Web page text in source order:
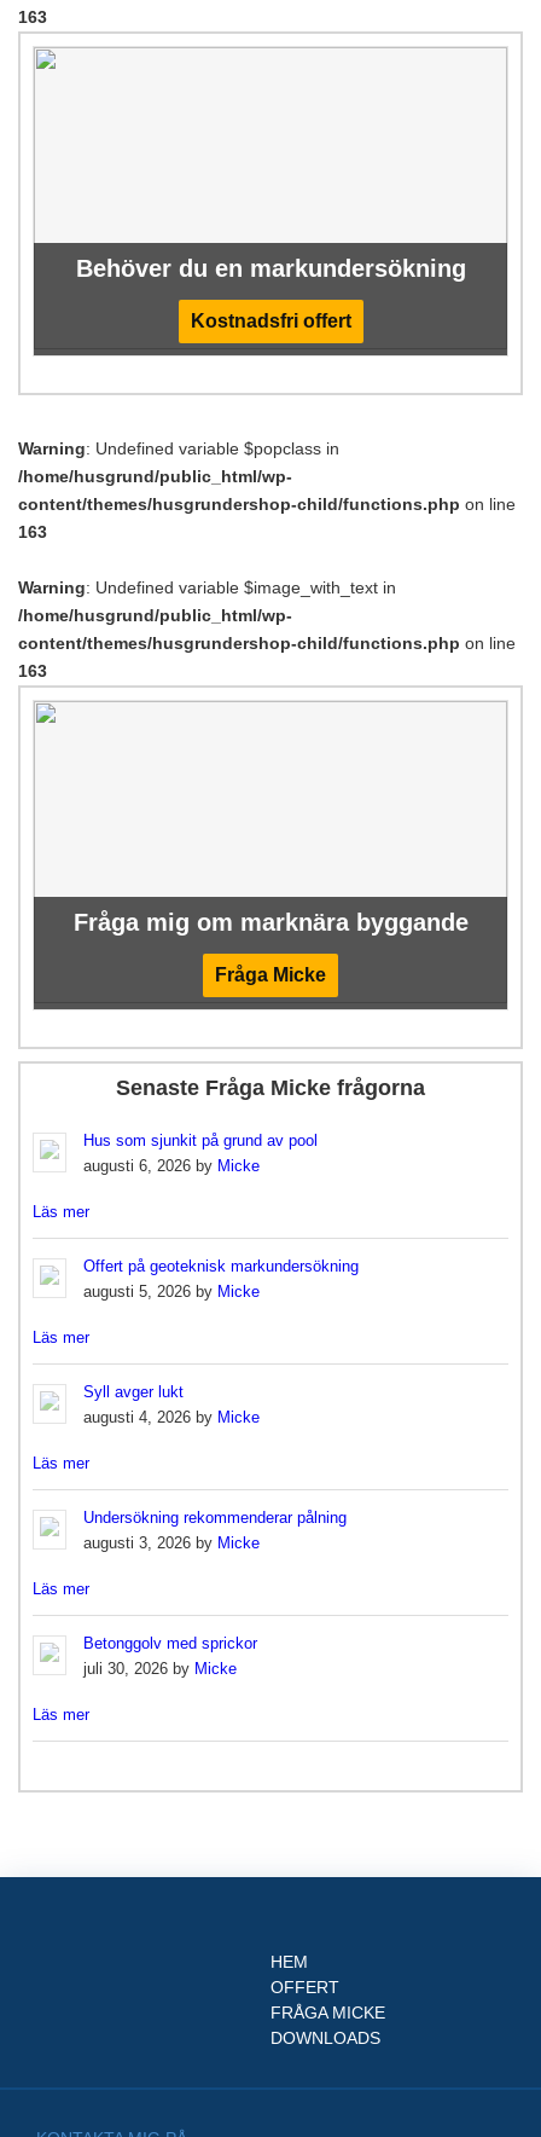
163
Behöver du en markundersökning
Kostnadsfri offert
Warning: Undefined variable $popclass in
/home/husgrund/public_html/wp-
content/themes/husgrundershop-child/functions.php on line
163
Warning: Undefined variable $image_with_text in
/home/husgrund/public_html/wp-
content/themes/husgrundershop-child/functions.php on line
163
Fråga mig om marknära byggande
Fråga Micke
Senaste Fråga Micke frågorna
Hus som sjunkit på grund av pool
augusti 6, 2026 by Micke
Läs mer
Offert på geoteknisk markundersökning
augusti 5, 2026 by Micke
Läs mer
Syll avger lukt
augusti 4, 2026 by Micke
Läs mer
Undersökning rekommenderar pålning
augusti 3, 2026 by Micke
Läs mer
Betonggolv med sprickor
juli 30, 2026 by Micke
Läs mer
HEM
OFFERT
FRÅGA MICKE
DOWNLOADS